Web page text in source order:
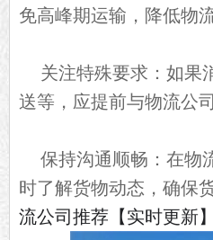
免高峰期运输，降低物
关注特殊要求：如果
送等，应提前与物流公
保持沟通顺畅：在物
时了解货物动态，确保
流公司推荐【实时更新】